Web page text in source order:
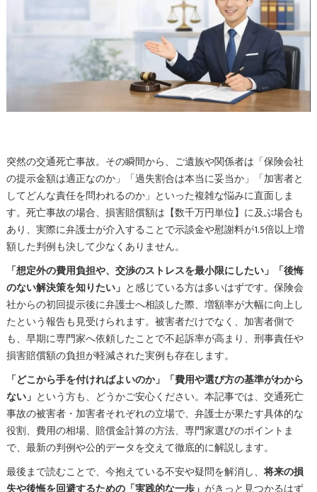
突然の交通死亡事故。その瞬間から、ご遺族や関係者は「保険会社
の提示金額は適正なのか」「過失割合は本当に妥当か」「加害者と
してどんな責任を問われるのか」といった複雑な悩みに直面しま
す。死亡事故の場合、損害賠償額は【数千万円単位】に及ぶ場合も
あり、実際に弁護士が介入することで示談金や慰謝料が1.5倍以上増
額した判例も決して少なくありません。
「想定外の費用負担や、交渉のストレスを最小限にしたい」「後悔
のない解決策を知りたい」 と感じている方は多いはずです。保険会
社からの初回提示後に弁護士へ相談した際、増額率が大幅に向上し
たという報告も見受けられます。被害者だけでなく、加害者側で
も、早期に専門家へ依頼したことで不起訴率が高まり、刑事責任や
損害賠償額の負担が軽減された実例も存在します。
「どこから手を付ければよいのか」「費用や選び方の基準がわから
ない」 という方も、どうかご安心ください。本記事では、交通死亡
事故の被害者・加害者それぞれの立場で、弁護士が果たす具体的な
役割、費用の相場、賠償金計算の方法、専門家選びのポイントま
で、最新の判例や公的データを交えて徹底的に解説します。
最後まで読むことで、今抱えている不安や疑問を解消し、 将来の損